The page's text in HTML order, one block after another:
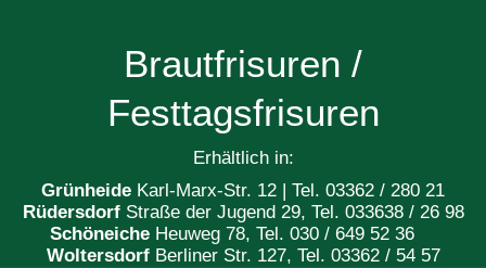
Brautfrisuren /
Festtagsfrisuren
Erhältlich in:
Grünheide Karl-Marx-Str. 12 | Tel. 03362 / 280 21
RüdersdorfStraße der Jugend 29, Tel. 033638 / 26 98
Schöneiche Heuweg 78, Tel. 030 / 649 52 36
Woltersdorf Berliner Str. 127, Tel. 03362 / 54 57